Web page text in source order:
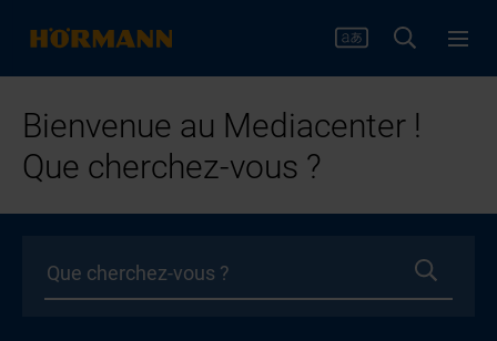
Bienvenue au Mediacenter !
Que cherchez-vous ?